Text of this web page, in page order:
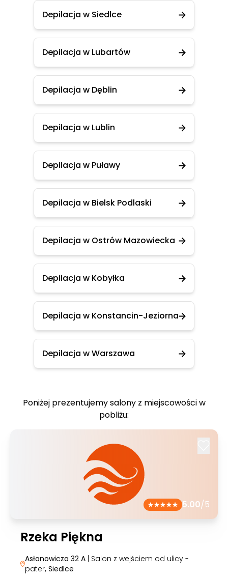
Depilacja w Siedlce
Depilacja w Lubartów
Depilacja w Dęblin
Depilacja w Lublin
Depilacja w Puławy
Depilacja w Bielsk Podlaski
Depilacja w Ostrów Mazowiecka
Depilacja w Kobyłka
Depilacja w Konstancin-Jeziorna
Depilacja w Warszawa
Poniżej prezentujemy salony z miejscowości w
pobliżu:
5.00/5
Rzeka Piękna
Asłanowicza 32 A| Salon z wejściem od ulicy -
pater, Siedlce